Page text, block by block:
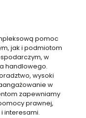
pomoc
jak i podmiotom
w
handlowego.
wysoki
w
zapewniamy
prawnej,
interesami.